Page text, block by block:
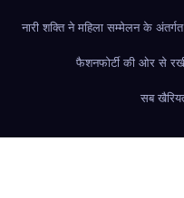
नारी शक्ति ने महिला सम्मेलन के
फैशनफोर्टी की ओर से
सब